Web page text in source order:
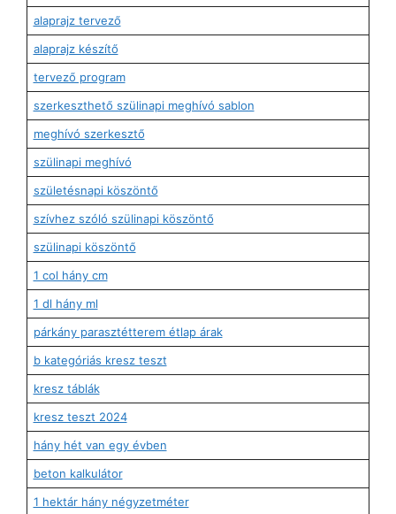
alaprajz tervező
alaprajz készítő
tervező program
szerkeszthető szülinapi meghívó sablon
meghívó szerkesztő
szülinapi meghívó
születésnapi köszöntő
szívhez szóló szülinapi köszöntő
szülinapi köszöntő
1 col hány cm
1 dl hány ml
párkány parasztétterem étlap árak
b kategóriás kresz teszt
kresz táblák
kresz teszt 2024
hány hét van egy évben
beton kalkulátor
1 hektár hány négyzetméter